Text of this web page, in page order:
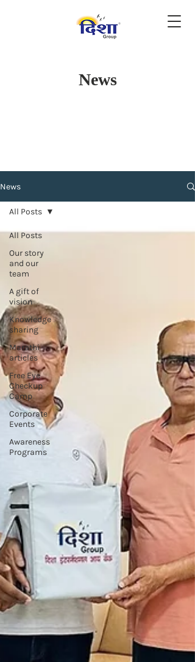
News
News
All Posts
Our story
and our
team
A gift of
vision
Knowledge
sharing
Marathi
articles
Free Eye
Checkup
Camp
Corporate
Events
Awareness
Programs
All Posts